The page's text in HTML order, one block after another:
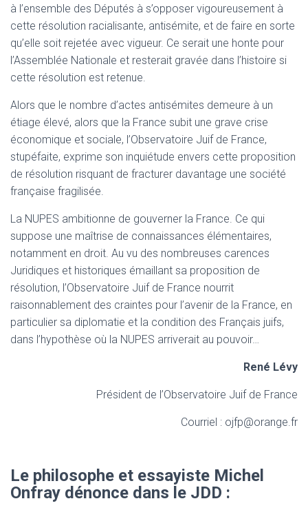
à l’ensemble des Députés à s’opposer vigoureusement à
cette résolution racialisante, antisémite, et de faire en sorte
qu’elle soit rejetée avec vigueur. Ce serait une honte pour
l’Assemblée Nationale et resterait gravée dans l’histoire si
cette résolution est retenue.
Alors que le nombre d’actes antisémites demeure à un
étiage élevé, alors que la France subit une grave crise
économique et sociale, l’Observatoire Juif de France,
stupéfaite, exprime son inquiétude envers cette proposition
de résolution risquant de fracturer davantage une société
française fragilisée.
La NUPES ambitionne de gouverner la France. Ce qui
suppose une maîtrise de connaissances élémentaires,
notamment en droit. Au vu des nombreuses carences
Juridiques et historiques émaillant sa proposition de
résolution, l’Observatoire Juif de France nourrit
raisonnablement des craintes pour l’avenir de la France, en
particulier sa diplomatie et la condition des Français juifs,
dans l’hypothèse où la NUPES arriverait au pouvoir…
René Lévy
Président de l’Observatoire Juif de France
Courriel : ojfp@orange.fr
Le philosophe et essayiste Michel
Onfray dénonce dans le JDD :